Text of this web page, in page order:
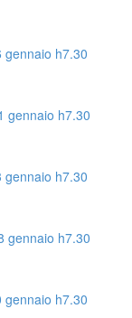
gennaio h7.30
gennaio h7.30
gennaio h7.30
gennaio h7.30
gennaio h7.30